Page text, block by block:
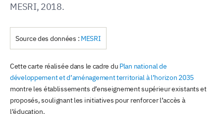
MESRI, 2018.
Source des données : MESRI
Cette carte réalisée dans le cadre du Plan national de
développement et d’aménagement territorial à l’horizon 2035
montre les établissements d’enseignement supérieur existants et
proposés, soulignant les initiatives pour renforcer l’accès à
l’éducation.